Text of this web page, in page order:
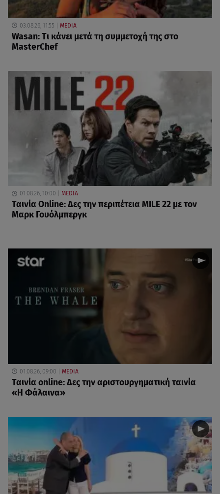
03.08.26, 11:55 MEDIA
Wasan: Tι κάνει μετά τη συμμετοχή της στο
MasterChef
01.08.26, 10:00 MEDIA
Ταινία Online: Δες την περιπέτεια MILE 22 με τον
Μαρκ Γουόλμπεργκ
01.08.26, 09:00 MEDIA
Ταινία online: Δες την αριστουργηματική ταινία
«Η Φάλαινα»